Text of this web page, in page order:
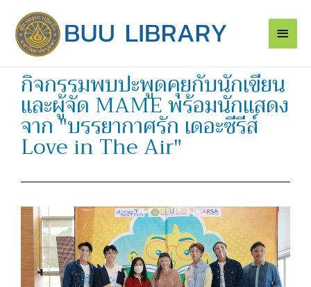
content
Main
กิจกรรมพบปะพูดคุยกับนักเขียน
และผู้จัด MAME พร้อมนักแสดง
จาก "บรรยากาศรัก เดอะซีรีส์
Love in The Air"